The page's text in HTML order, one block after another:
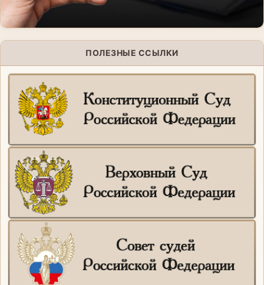
ПОЛЕЗНЫЕ ССЫЛКИ